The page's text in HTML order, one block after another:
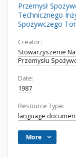
Przemysł
Technicznego
Spożywczego
Creator:
Stowarzyszenie
Przemysłu
Date:
1987
Resource Type:
language
More